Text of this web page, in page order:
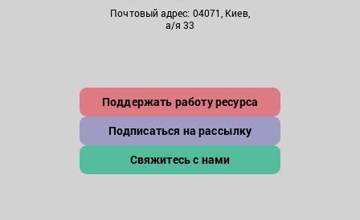
Почтовый адрес: 04071, Киев,
а/я 33
Поддержать работу ресурса
Подписаться на рассылку
Свяжитесь с нами